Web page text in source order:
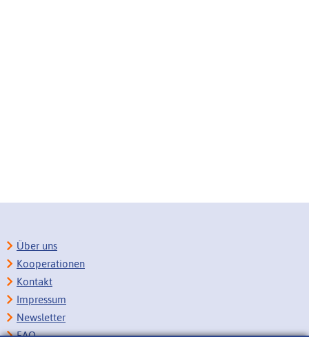
Über uns
Kooperationen
Kontakt
Impressum
Newsletter